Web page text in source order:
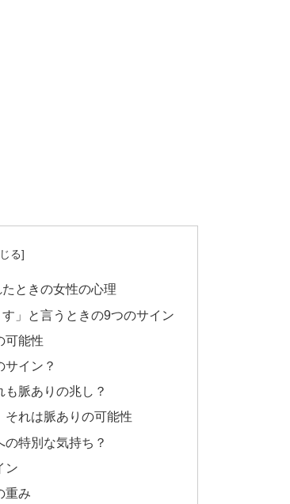
ときの女性の心理
」と言うときの9つのサイン
可能性
イン？
脈ありの兆し？
それは脈ありの可能性
特別な気持ち？
ン
重み